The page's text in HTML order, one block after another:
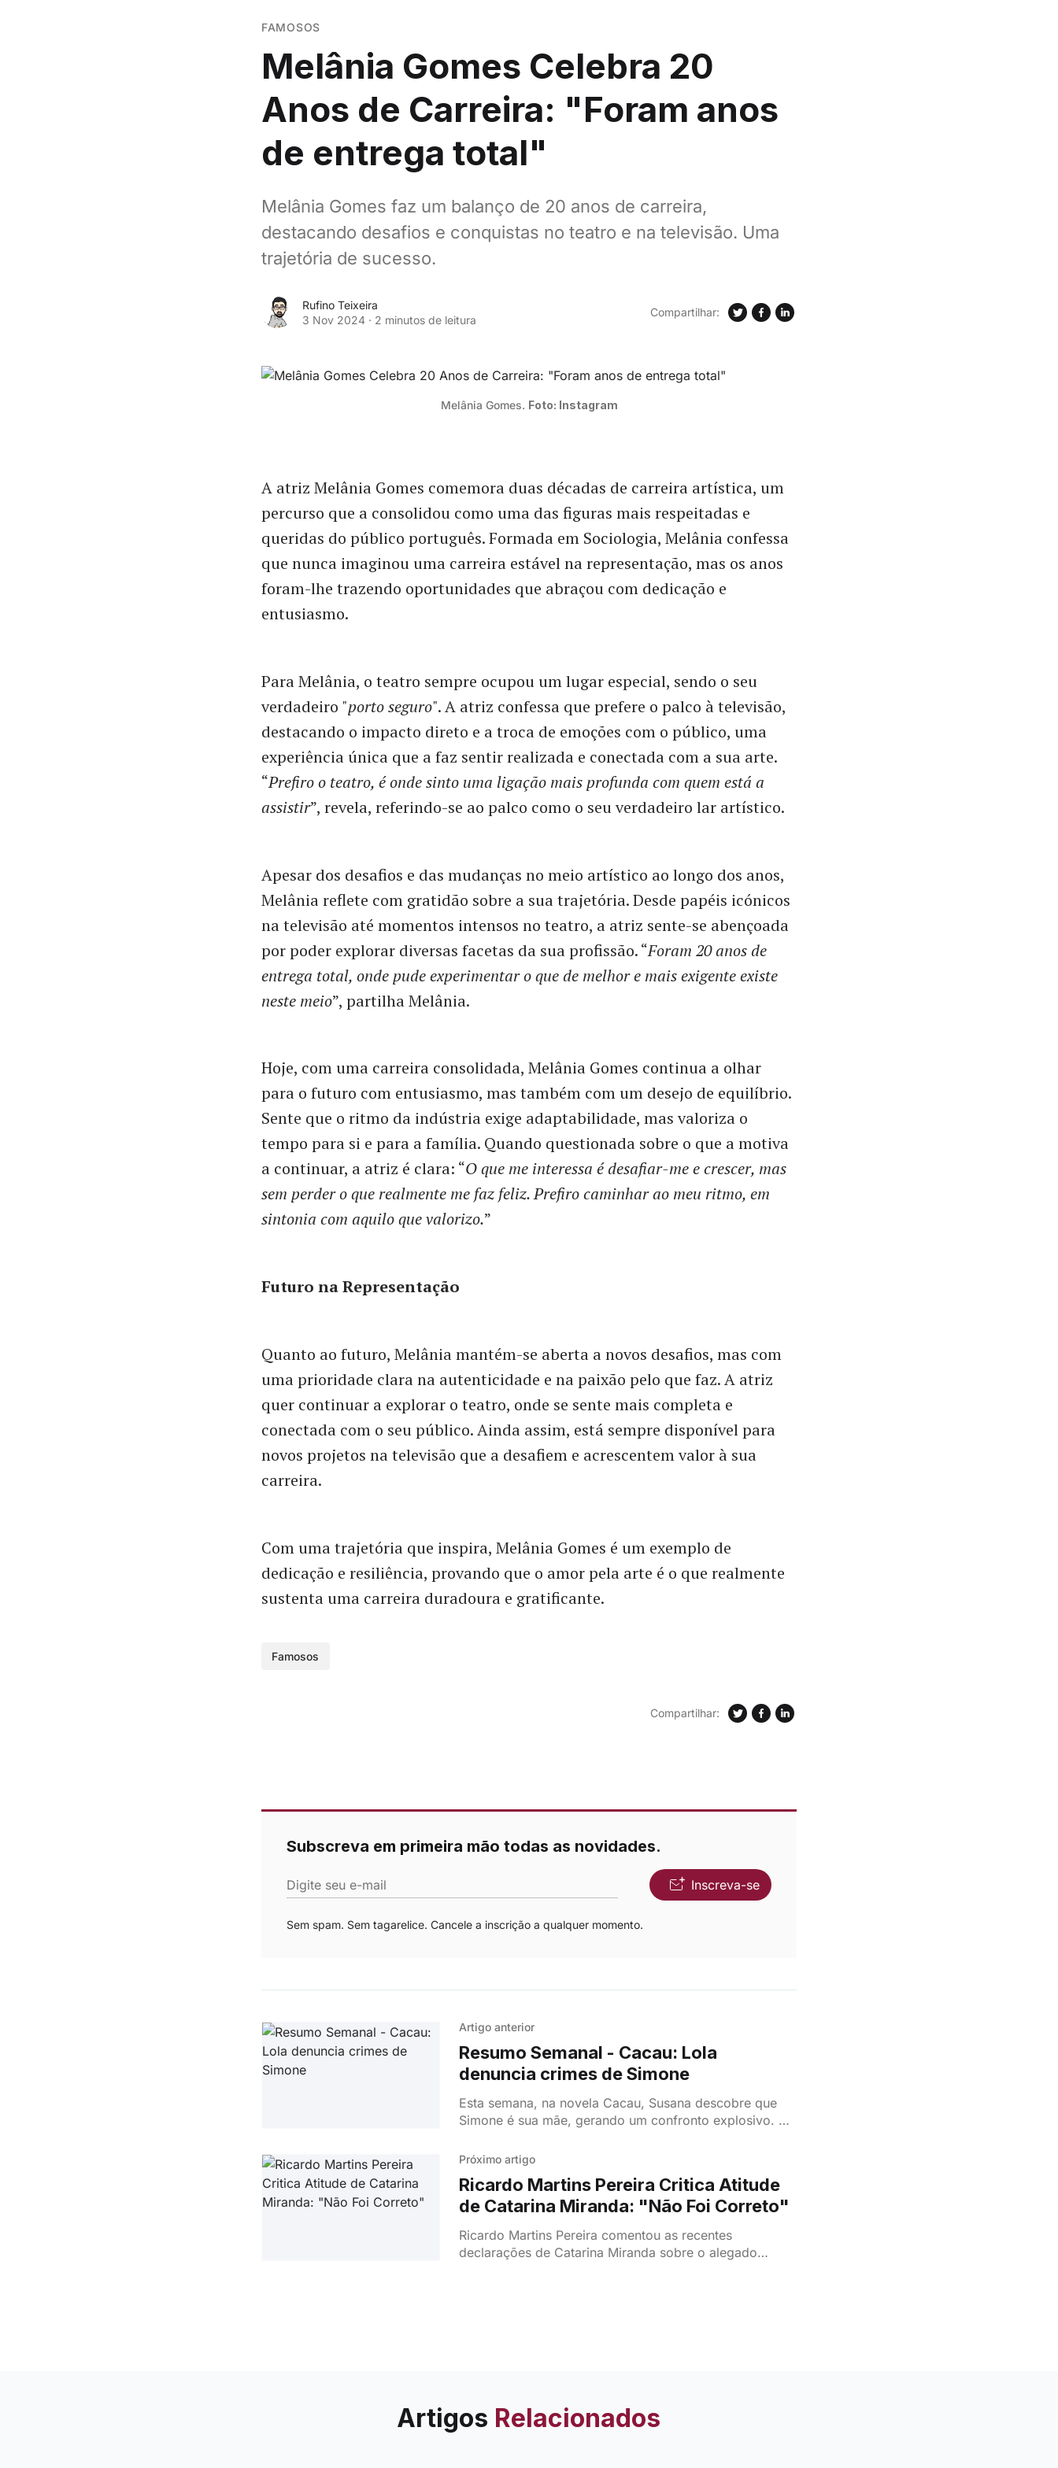
FAMOSOS
Melânia Gomes Celebra 20
Anos de Carreira: "Foram anos
de entrega total"
Melânia Gomes faz um balanço de 20 anos de carreira,
destacando desafios e conquistas no teatro e na televisão. Uma
trajetória de sucesso.
Rufino Teixeira
3 Nov 2024 · 2 minutos de leitura
Compartilhar:
Melânia Gomes. Foto: Instagram
A atriz Melânia Gomes comemora duas décadas de carreira artística, um
percurso que a consolidou como uma das figuras mais respeitadas e
queridas do público português. Formada em Sociologia, Melânia confessa
que nunca imaginou uma carreira estável na representação, mas os anos
foram-lhe trazendo oportunidades que abraçou com dedicação e
entusiasmo.
Para Melânia, o teatro sempre ocupou um lugar especial, sendo o seu
verdadeiro "porto seguro". A atriz confessa que prefere o palco à televisão,
destacando o impacto direto e a troca de emoções com o público, uma
experiência única que a faz sentir realizada e conectada com a sua arte.
“Prefiro o teatro, é onde sinto uma ligação mais profunda com quem está a
assistir”, revela, referindo-se ao palco como o seu verdadeiro lar artístico.
Apesar dos desafios e das mudanças no meio artístico ao longo dos anos,
Melânia reflete com gratidão sobre a sua trajetória. Desde papéis icónicos
na televisão até momentos intensos no teatro, a atriz sente-se abençoada
por poder explorar diversas facetas da sua profissão. “Foram 20 anos de
entrega total, onde pude experimentar o que de melhor e mais exigente existe
neste meio”, partilha Melânia.
Hoje, com uma carreira consolidada, Melânia Gomes continua a olhar
para o futuro com entusiasmo, mas também com um desejo de equilíbrio.
Sente que o ritmo da indústria exige adaptabilidade, mas valoriza o
tempo para si e para a família. Quando questionada sobre o que a motiva
a continuar, a atriz é clara: “O que me interessa é desafiar-me e crescer, mas
sem perder o que realmente me faz feliz. Prefiro caminhar ao meu ritmo, em
sintonia com aquilo que valorizo.”
Futuro na Representação
Quanto ao futuro, Melânia mantém-se aberta a novos desafios, mas com
uma prioridade clara na autenticidade e na paixão pelo que faz. A atriz
quer continuar a explorar o teatro, onde se sente mais completa e
conectada com o seu público. Ainda assim, está sempre disponível para
novos projetos na televisão que a desafiem e acrescentem valor à sua
carreira.
Com uma trajetória que inspira, Melânia Gomes é um exemplo de
dedicação e resiliência, provando que o amor pela arte é o que realmente
sustenta uma carreira duradoura e gratificante.
Famosos
Compartilhar:
Subscreva em primeira mão todas as novidades.
Digite seu e-mail Inscreva-se
Sem spam. Sem tagarelice. Cancele a inscrição a qualquer momento.
Artigo anterior
Resumo Semanal - Cacau: Lola
denuncia crimes de Simone
Esta semana, na novela Cacau, Susana descobre que
Simone é sua mãe, gerando um confronto explosivo. As
planos de Regina e Valdemar para conter Lalá trazem
Próximo artigo
Ricardo Martins Pereira Critica Atitude
de Catarina Miranda: "Não Foi Correto"
Ricardo Martins Pereira comentou as recentes
declarações de Catarina Miranda sobre o alegado
Artigos Relacionados